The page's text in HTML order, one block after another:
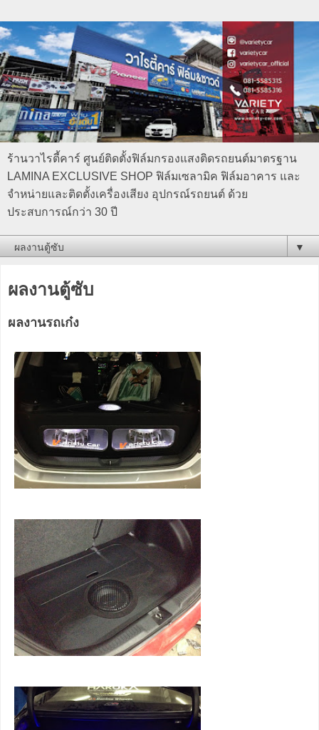
ร้านวาไรตี้คาร์ ศูนย์ติดตั้งฟิล์มกรองแสงติดรถยนต์มาตรฐาน
LAMINA EXCLUSIVE SHOP ฟิล์มเซลามิค ฟิล์มอาคาร และ
จำหน่ายและติดตั้งเครื่องเสียง อุปกรณ์รถยนต์ ด้วย
ประสบการณ์กว่า 30 ปี
▼
ผลงานตู้ซับ
ผลงานรถเก๋ง